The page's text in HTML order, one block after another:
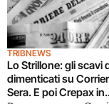
TRIBNEWS
Lo Strillone: gli scavi
dimenticati su
Sera. E poi Crepax in